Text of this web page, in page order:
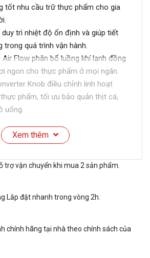
tốt nhu cầu trữ thực phẩm cho gia
trì nhiệt độ ổn định và giúp tiết
trong quá trình vận hành.
Flow phân bổ luồng khí lạnh đồng
ngon cho thực phẩm ở mọi ngăn.
Knob điều chỉnh linh hoạt
phẩm, tối ưu bảo quản thịt cá,
uống.
kính cường lực chịu lực tốt, dễ
như khay đá di động, làm đông
TỦ LẠNH LG 4 CÁNH INVERTER
Xem thêm
trợ vận chuyển khi mua 2 sản phẩm.
Lắp đặt nhanh trong vòng 2h.
chính hãng tại nhà theo chính sách của